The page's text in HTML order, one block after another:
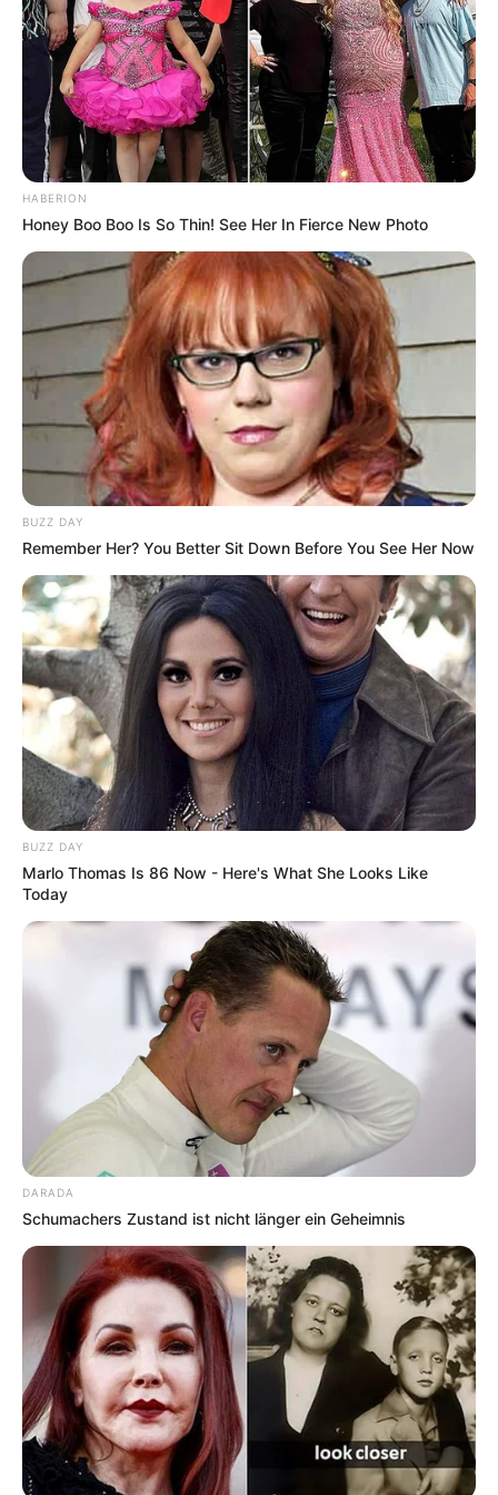
Scheiben schneiden.
2. Basis ansetzen
Zwiebel fein hacken und in Öl oder Butter
glasig dünsten.
karamellisieren lassen – das verstärkt
den süßlichen Geschmack.
3. Rote Rüben hinzufügen
Die vorbereiteten Rübenstücke
dazugeben, gut umrühren.
Mit Gemüsebrühe ablöschen und bei
mittlerer Hitze ca. 10 Minuten köcheln
4. Würzen und Verfeinern
Mit Essig, Salz und Pfeffer abschmecken.
Zum Schluss frische Kräuter und optional
Crème fraîche unterrühren.
Fertig ist das
köstliche Rote Rüben Rezept wie
von Oma – herrlich aromatisch, farbenfroh und
gesund.
Variationen des
Rezepts
Rote Rüben Salat
Ein Klassiker in Österreich: Die gekochten
Rüben in feine Scheiben schneiden und mit
Essig, Öl, Kümmel und Zwiebel marinieren.
Vorspeise.
Cremige Rote Rüben Suppe
Die Rüben mit Gemüsebrühe und etwas
Kartoffel weichkochen, pürieren und mit
Schlagobers oder Sauerrahm verfeinern. Diese
Suppe ist besonders in der kalten Jahreszeit ein
echter Wärmespender.
HABERION
Honey Boo Boo Is So Thin! See Her In Fierce New Photo
BUZZ DAY
Remember Her? You Better Sit Down Before You See Her Now
BUZZ DAY
Marlo Thomas Is 86 Now - Here's What She Looks Like
Today
DARADA
Schumachers Zustand ist nicht länger ein Geheimnis